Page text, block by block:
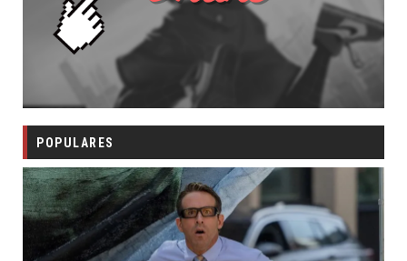
POPULARES